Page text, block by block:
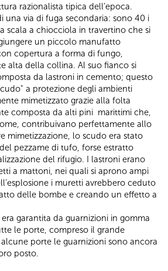
razionalista tipica dell’epoca.
una via di fuga secondaria: sono 40 i
scala a chiocciola in travertino che si
un piccolo manufatto
copertura a forma di fungo,
alta della collina. Al suo fianco si
da lastroni in cemento; questo
a protezione degli ambienti
mimetizzato grazie alla folta
composta da alti pini marittimi che,
contribuivano perfettamente allo
mimetizzazione, lo scudo era stato
pezzame di tufo, forse estratto
del rifugio. I lastroni erano
a mattoni, nei quali si aprono ampi
i muretti avrebbero ceduto
delle bombe e creando un effetto a
garantita da guarnizioni in gomma
le porte, compreso il grande
porte le guarnizioni sono ancora
posto.